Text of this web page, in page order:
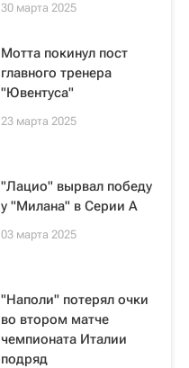
30 марта 2025
Мотта покинул пост
главного тренера
"Ювентуса"
23 марта 2025
"Лацио" вырвал победу
у "Милана" в Серии А
03 марта 2025
"Наполи" потерял очки
во втором матче
чемпионата Италии
подряд